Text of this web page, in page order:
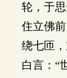
轮，于
住立佛
绕七匝
白言：“